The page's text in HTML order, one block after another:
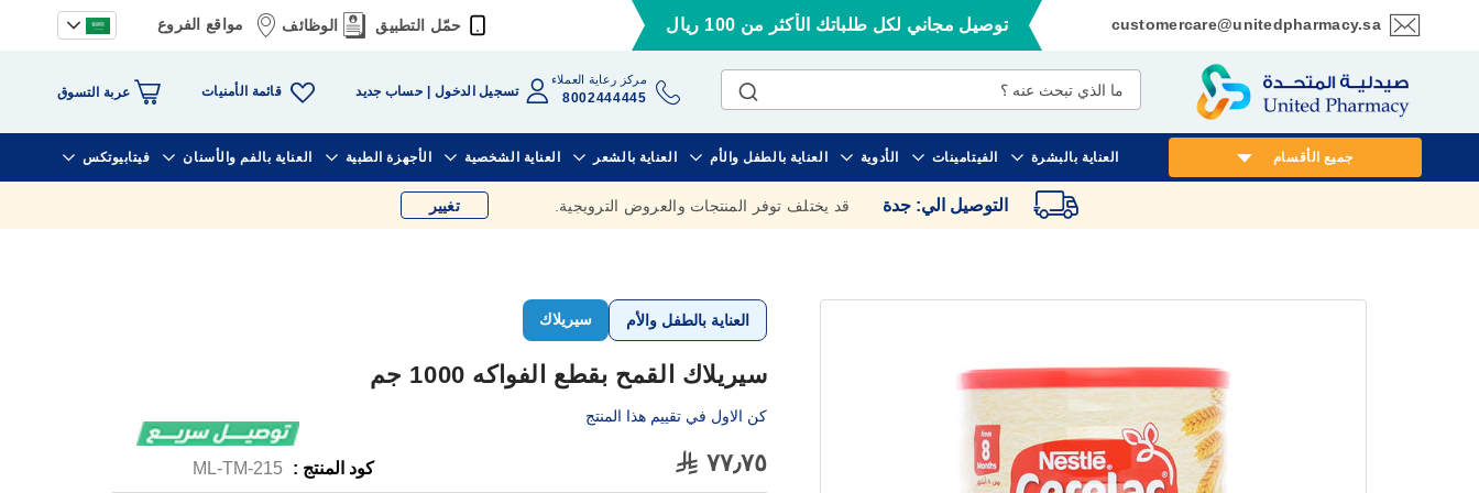
customercare@unitedpharmacy.sa
تخطي
المحتوى
توصيل مجاني لكل طلباتك الأكثر من 100 ريال حمّل التطبيق الوظائف مواقع الفروع
مركز رعاية العملاء
8002444445 تسجيل الدخول حساب جديد قائمة الأمنيات عربة التسوق
العناية بالبشرة الفيتامينات الأدوية العناية بالطفل والأم العناية بالشعر العناية الشخصية الأجهزة الطبية العناية بالفم والأسنان فيتابيوتكس جميع الأقسام
التوصيل الي: جدة قد يختلف توفر المنتجات والعروض الترويجية. تغيير
العناية بالطفل والأم سيريلاك
سيريلاك القمح بقطع الفواكه 1000 جم
كن الاول في تقييم هذا المنتج
٧٧٫٧٥ كود المنتج : ML-TM-215